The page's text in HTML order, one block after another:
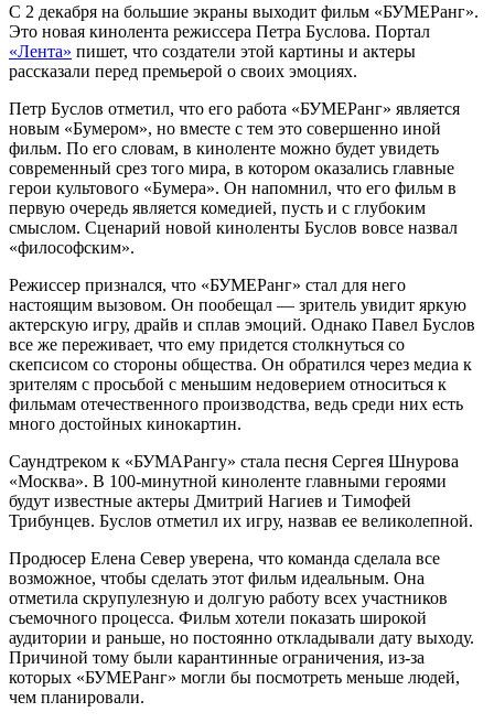
С 2 декабря на большие экраны выходит фильм «БУМЕРанг».
Это новая кинолента режиссера Петра Буслова. Портал
«Лента» пишет, что создатели этой картины и актеры
рассказали перед премьерой о своих эмоциях.
Петр Буслов отметил, что его работа «БУМЕРанг» является
новым «Бумером», но вместе с тем это совершенно иной
фильм. По его словам, в киноленте можно будет увидеть
современный срез того мира, в котором оказались главные
герои культового «Бумера». Он напомнил, что его фильм в
первую очередь является комедией, пусть и с глубоким
смыслом. Сценарий новой киноленты Буслов вовсе назвал
«философским».
Режиссер признался, что «БУМЕРанг» стал для него
настоящим вызовом. Он пообещал ― зритель увидит яркую
актерскую игру, драйв и сплав эмоций. Однако Павел Буслов
все же переживает, что ему придется столкнуться со
скепсисом со стороны общества. Он обратился через медиа к
зрителям с просьбой с меньшим недоверием относиться к
фильмам отечественного производства, ведь среди них есть
много достойных кинокартин.
Саундтреком к «БУМАРангу» стала песня Сергея Шнурова
«Москва». В 100-минутной киноленте главными героями
будут известные актеры Дмитрий Нагиев и Тимофей
Трибунцев. Буслов отметил их игру, назвав ее великолепной.
Продюсер Елена Север уверена, что команда сделала все
возможное, чтобы сделать этот фильм идеальным. Она
отметила скрупулезную и долгую работу всех участников
съемочного процесса. Фильм хотели показать широкой
аудитории и раньше, но постоянно откладывали дату выходу.
Причиной тому были карантинные ограничения, из-за
которых «БУМЕРанг» могли бы посмотреть меньше людей,
чем планировали.